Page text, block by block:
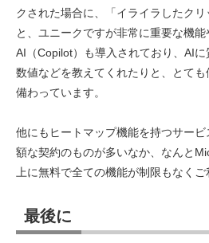
クされた場合に、「イライラしたク
と、ユニークですが非常に重要な機
AI（Copilot）も導入されており、AI
数値などを教えてくれたりと、とて
備わっています。
他にもヒートマップ機能を持つサー
額な契約のものが多いなか、なんと
上に無料で全ての機能が制限もなくご
最後に